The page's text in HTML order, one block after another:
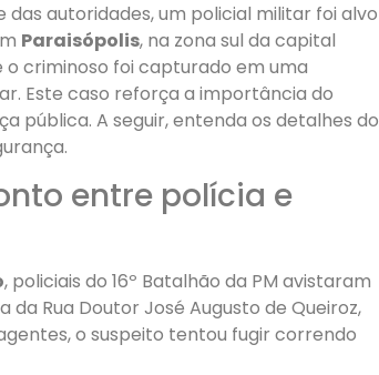
autoridades, um policial militar foi alvo
Paraisópolis, na zona sul da capital
criminoso foi capturado em uma
Este caso reforça a importância do
pública. A seguir, entenda os detalhes do
entre polícia e
, policiais do 16º Batalhão da PM avistaram
Rua Doutor José Augusto de Queiroz,
o suspeito tentou fugir correndo